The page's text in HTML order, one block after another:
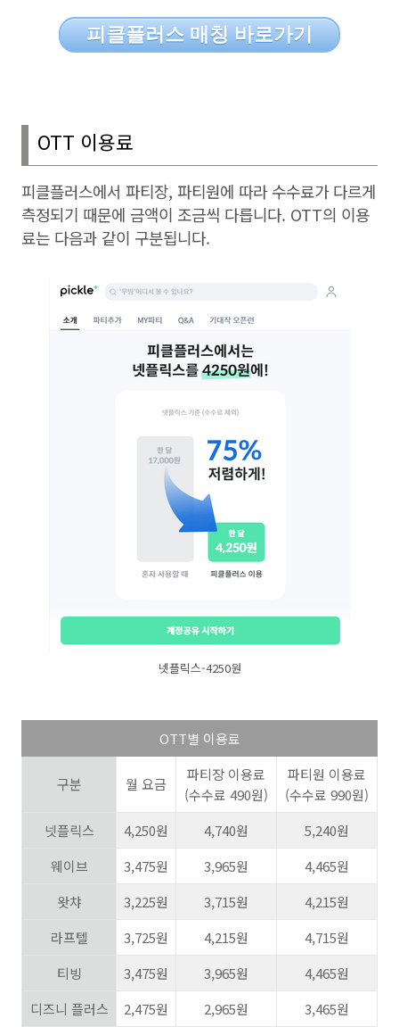
피클플러스 매칭 바로가기
OTT 이용료
피클플러스에서 파티장, 파티원에 따라 수수료가 다르게
측정되기 때문에 금액이 조금씩 다릅니다. OTT의 이용
료는 다음과 같이 구분됩니다.
넷플릭스-4250원
OTT별 이용료
구분 월 요금
파티장 이용료
(수수료 490원)
파티원 이용료
(수수료 990원)
넷플릭스
4,250원 4,740원 5,240원
웨이브
3,475원 3,965원 4,465원
왓챠
3,225원 3,715원 4,215원
라프텔
3,725원 4,215원 4,715원
티빙
3,475원 3,965원 4,465원
디즈니 플러스
2,475원 2,965원 3,465원